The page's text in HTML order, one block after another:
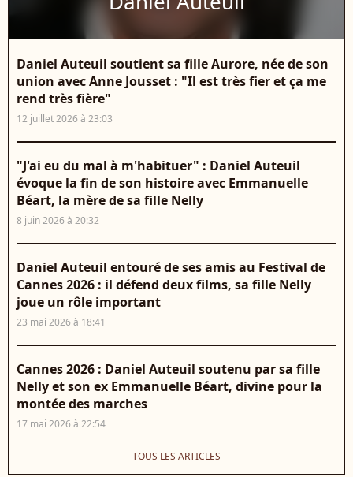
Daniel Auteuil soutient sa fille Aurore, née de son
union avec Anne Jousset : "Il est très fier et ça me
rend très fière"
12 juillet 2026 à 23:03
"J'ai eu du mal à m'habituer" : Daniel Auteuil
évoque la fin de son histoire avec Emmanuelle
Béart, la mère de sa fille Nelly
8 juin 2026 à 20:32
Daniel Auteuil entouré de ses amis au Festival de
Cannes 2026 : il défend deux films, sa fille Nelly
joue un rôle important
23 mai 2026 à 18:41
Cannes 2026 : Daniel Auteuil soutenu par sa fille
Nelly et son ex Emmanuelle Béart, divine pour la
montée des marches
17 mai 2026 à 22:54
TOUS LES ARTICLES